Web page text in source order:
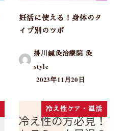
妊活に使える！身体のタ
イプ別のツボ
掛川鍼灸治療院 灸
style
2023年11月20日
冷え性ケア・温活